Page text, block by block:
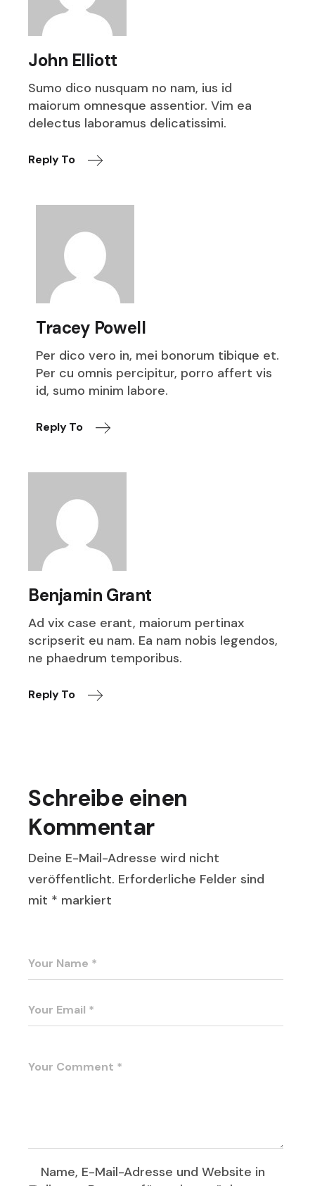
John Elliott
Sumo dico nusquam no nam, ius id
maiorum omnesque assentior. Vim ea
delectus laboramus delicatissimi.
Reply To
Tracey Powell
Per dico vero in, mei bonorum tibique et.
Per cu omnis percipitur, porro affert vis
id, sumo minim labore.
Reply To
Benjamin Grant
Ad vix case erant, maiorum pertinax
scripserit eu nam. Ea nam nobis legendos,
ne phaedrum temporibus.
Reply To
Schreibe einen
Kommentar
Deine E-Mail-Adresse wird nicht
veröffentlicht. Erforderliche Felder sind
mit * markiert
Name, E-Mail-Adresse und Website in